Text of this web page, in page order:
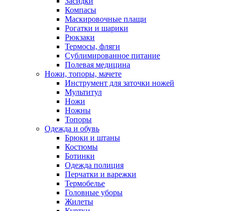
Компасы
Маскировочные плащи
Рогатки и шарики
Рюкзаки
Термосы, фляги
Сублимированное питание
Полевая медицина
Ножи, топоры, мачете
Инструмент для заточки ножей
Мультитул
Ножи
Ножны
Топоры
Одежда и обувь
Брюки и штаны
Костюмы
Ботинки
Одежда полиция
Перчатки и варежки
Термобелье
Головные уборы
Жилеты